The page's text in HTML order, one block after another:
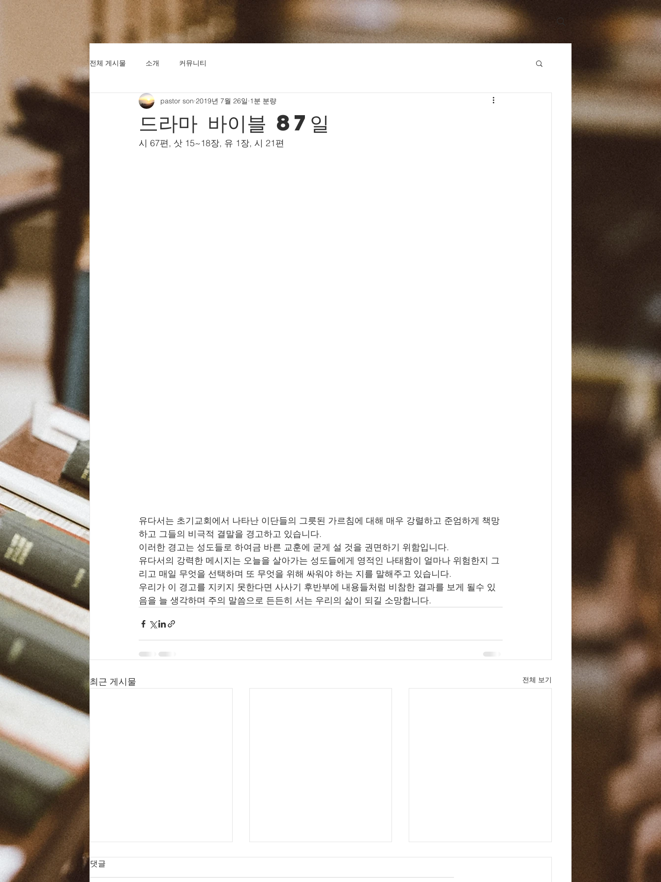
전체 게시물 소개 커뮤니티
드라마 바이블 87일
pastor son 2019년 7월 26일 1분 분량
시 67편, 삿 15~18장, 유 1장, 시 21편
유다서는 초기교회에서 나타난 이단들의 그릇된 가르침에 대해 매우 강렬하고 준엄하게 책망
하고 그들의 비극적 결말을 경고하고 있습니다.
이러한 경고는 성도들로 하여금 바른 교훈에 굳게 설 것을 권면하기 위함입니다.
유다서의 강력한 메시지는 오늘을 살아가는 성도들에게 영적인 나태함이 얼마나 위험한지 그
리고 매일 무엇을 선택하며 또 무엇을 위해 싸워야 하는 지를 말해주고 있습니다.
우리가 이 경고를 지키지 못한다면 사사기 후반부에 내용들처럼 비참한 결과를 보게 될수 있
음을 늘 생각하며 주의 말씀으로 든든히 서는 우리의 삶이 되길 소망합니다.
최근 게시물 전체 보기
댓글